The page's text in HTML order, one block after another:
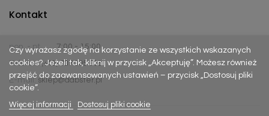
Czy wyrażasz zgodę na korzystanie ze wszystkich wskazanych
cookies? Jeżeli tak, kliknij w przycisk „Akceptuję”. Możesz również
przejść do zaawansowanych ustawień – przycisk „Dostosuj pliki
cookie”.
Więcej informacji
Dostosuj pliki cookie
Kontakt
pon. - pt.
7:00 - 15:00
Telefon:(+48) 737 305 306
E-mail: sklep@dabster.pl